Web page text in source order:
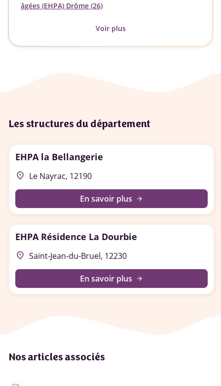
âgées (EHPA) Drôme (26)
Voir plus
Les structures du département
EHPA la Bellangerie
place Le Nayrac, 12190
En savoir plus arrow_forward
EHPA Résidence La Dourbie
place Saint-Jean-du-Bruel, 12230
En savoir plus arrow_forward
Nos articles associés